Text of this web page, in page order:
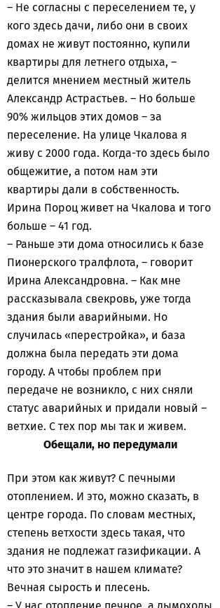
– Не согласны с переселением те, у
кого здесь дачи, либо они в своих
домах не живут постоянно, купили
квартиры для летнего отдыха, –
делится мнением местный житель
Александр Астрастьев. – Но больше
90% жильцов этих домов – за
переселение. На улице Чкалова я
живу с 2000 года. Когда-то здесь было
общежитие, а потом нам эти
квартиры дали в собственность.
Ирина Пороц живет на Чкалова и того
больше – 41 год.
– Раньше эти дома относились к базе
Пионерского тралфлота, – говорит
Ирина Александровна. – Как мне
рассказывала свекровь, уже тогда
здания были аварийными. Но
случилась «перестройка», и база
должна была передать эти дома
городу. А чтобы проблем при
передаче не возникло, с них сняли
статус аварийных и придали новый –
ветхие. С тех пор мы так и живем.
Обещали, но передумали
При этом как живут? С печными
отоплением. И это, можно сказать, в
центре города. По словам местных,
степень ветхости здесь такая, что
здания не подлежат газификации. А
что это значит в нашем климате?
Вечная сырость и плесень.